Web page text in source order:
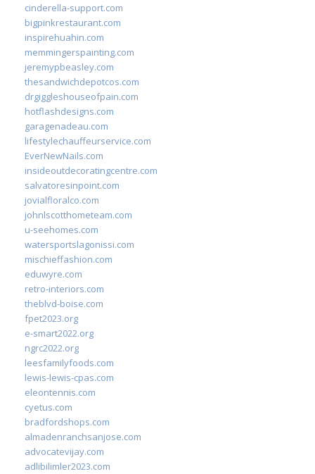
cinderella-support.com
bigpinkrestaurant.com
inspirehuahin.com
memmingerspainting.com
jeremypbeasley.com
thesandwichdepotcos.com
drgiggleshouseofpain.com
hotflashdesigns.com
garagenadeau.com
lifestylechauffeurservice.com
EverNewNails.com
insideoutdecoratingcentre.com
salvatoresinpoint.com
jovialfloralco.com
johnlscotthometeam.com
u-seehomes.com
watersportslagonissi.com
mischieffashion.com
eduwyre.com
retro-interiors.com
theblvd-boise.com
fpet2023.org
e-smart2022.org
ngrc2022.org
leesfamilyfoods.com
lewis-lewis-cpas.com
eleontennis.com
cyetus.com
bradfordshops.com
almadenranchsanjose.com
advocatevijay.com
adlibilimler2023.com